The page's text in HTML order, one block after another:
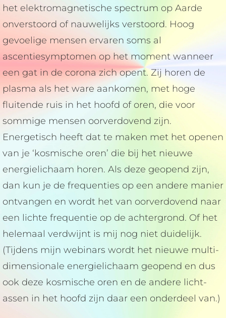
het elektromagnetische spectrum op Aarde
onverstoord of nauwelijks verstoord. Hoog
gevoelige mensen ervaren soms al
ascentiesymptomen op het moment wanneer
een gat in de corona zich opent. Zij horen de
plasma als het ware aankomen, met hoge
fluitende ruis in het hoofd of oren, die voor
sommige mensen oorverdovend zijn.
Energetisch heeft dat te maken met het openen
van je ‘kosmische oren’ die bij het nieuwe
energielichaam horen. Als deze geopend zijn,
dan kun je de frequenties op een andere manier
ontvangen en wordt het van oorverdovend naar
een lichte frequentie op de achtergrond. Of het
helemaal verdwijnt is mij nog niet duidelijk.
(Tijdens mijn webinars wordt het nieuwe multi-
dimensionale energielichaam geopend en dus
ook deze kosmische oren en de andere licht-
assen in het hoofd zijn daar een onderdeel van.)